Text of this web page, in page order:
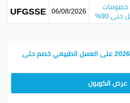
خصومات
90%
06/08/2026
UFGSSE
كوبون خصم الريف النجدي 2026 على العسل الطبيعي خصم حتى
عرض الكوبون